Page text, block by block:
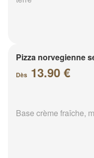
Pizza norvegienne
Dès 13.90 €
Base crème fraîche,